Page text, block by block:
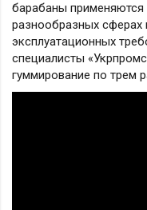
барабаны применяются
разнообразных
эксплуатационных
специалисты
гуммирование по трем